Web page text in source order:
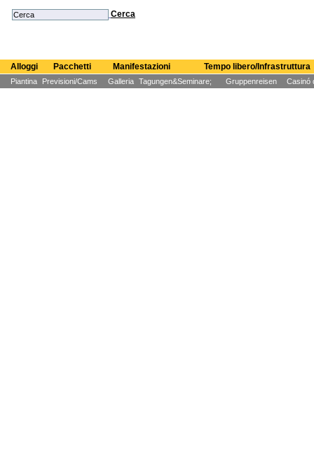
Alloggi Pacchetti Manifestazioni Tempo libero/Infrastruttura
Piantina Previsioni/Cams Galleria Tagungen&Seminare; Gruppenreisen Casinó
Cerca